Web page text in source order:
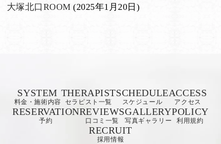
大塚北口ROOM (2025年1月20日)
SYSTEM
料金・施術内容
THERAPIST
セラピスト一覧
SCHEDULE
スケジュール
ACCESS
アクセス
RESERVATION
予約
REVIEWS
口コミ一覧
GALLERY
写真ギャラリー
POLICY
利用規約
RECRUIT
採用情報